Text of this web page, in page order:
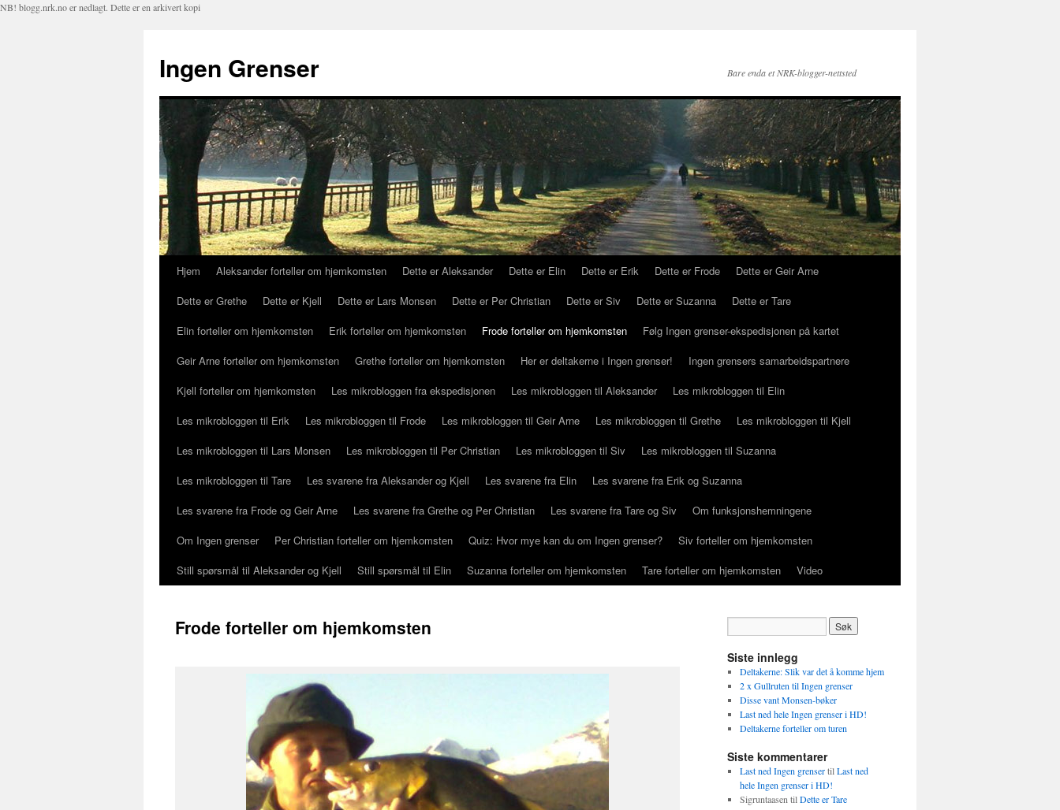
NB! blogg.nrk.no er nedlagt. Dette er en arkivert kopi
Ingen Grenser Bare enda et NRK-blogger-nettsted
Hopp
innhold
Hjem Aleksander forteller om hjemkomsten Dette er Aleksander Dette er Elin Dette er Erik Dette er Frode
Dette er Geir Arne
Dette er Grethe
Dette er Kjell Dette er Lars Monsen Dette er Per Christian Dette er Siv Dette er Suzanna
Dette er Tare
Elin forteller om hjemkomsten
Erik forteller om hjemkomsten Frode forteller om hjemkomsten
Følg Ingen grenser-ekspedisjonen på kartet
Geir Arne forteller om hjemkomsten
Grethe forteller om hjemkomsten Her er deltakerne i Ingen grenser!
Ingen grensers samarbeidspartnere
Kjell forteller om hjemkomsten
Les mikrobloggen fra ekspedisjonen Les mikrobloggen til Aleksander
Les mikrobloggen til Elin
Les mikrobloggen til Erik
Les mikrobloggen til Frode Les mikrobloggen til Geir Arne Les mikrobloggen til Grethe
Les mikrobloggen til Kjell
Les mikrobloggen til Lars Monsen
Les mikrobloggen til Per Christian Les mikrobloggen til Siv
Les mikrobloggen til Suzanna
Les mikrobloggen til Tare
Les svarene fra Aleksander og Kjell Les svarene fra Elin
Les svarene fra Erik og Suzanna
Les svarene fra Frode og Geir Arne
Les svarene fra Grethe og Per Christian Les svarene fra Tare og Siv
Om funksjonshemningene
Om Ingen grenser
Per Christian forteller om hjemkomsten Quiz: Hvor mye kan du om Ingen grenser?
Siv forteller om hjemkomsten
Still spørsmål til Aleksander og Kjell
Still spørsmål til Elin Suzanna forteller om hjemkomsten Tare forteller om hjemkomsten Video
Frode forteller om hjemkomsten
Siste innlegg
Deltakerne: Slik var det å komme hjem
2 x Gullruten til Ingen grenser
Disse vant Monsen-bøker
Last ned hele Ingen grenser i HD!
Deltakerne forteller om turen
Siste kommentarer
Last ned Ingen grensertilLast ned
hele Ingen grenser i HD!
Sigruntaasen tilDette er Tare